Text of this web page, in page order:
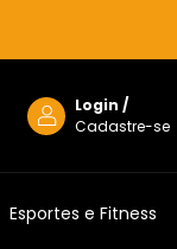
Login /
Cadastre-se
Esportes e Fitness